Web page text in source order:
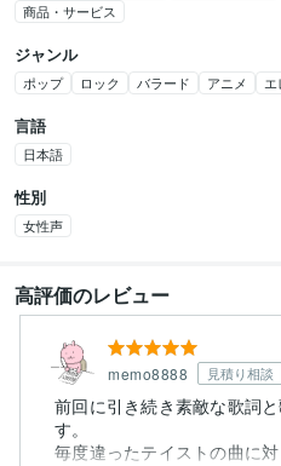
商品・サービス
ジャンル
ポップ ロック バラード アニメ
言語
日本語
性別
女性声
高評価のレビュー
memo8888 見積り相談
前回に引き続き素敵な歌詞
す。
毎度違ったテイストの曲に